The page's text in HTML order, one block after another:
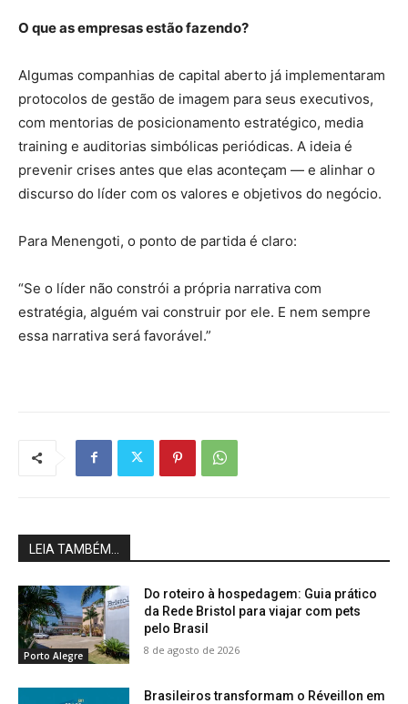
O que as empresas estão fazendo?
Algumas companhias de capital aberto já implementaram
protocolos de gestão de imagem para seus executivos,
com mentorias de posicionamento estratégico, media
training e auditorias simbólicas periódicas. A ideia é
prevenir crises antes que elas aconteçam — e alinhar o
discurso do líder com os valores e objetivos do negócio.
Para Menengoti, o ponto de partida é claro:
“Se o líder não constrói a própria narrativa com
estratégia, alguém vai construir por ele. E nem sempre
essa narrativa será favorável.”
LEIA TAMBÉM...
Porto Alegre
Do roteiro à hospedagem: Guia prático
da Rede Bristol para viajar com pets
pelo Brasil
8 de agosto de 2026
Brasileiros transformam o Réveillon em